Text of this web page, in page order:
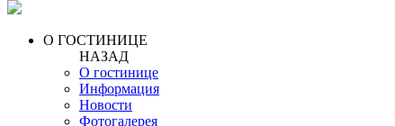
О ГОСТИНИЦЕ
НАЗАД
О гостинице
Информация
Новости
Фотогалерея